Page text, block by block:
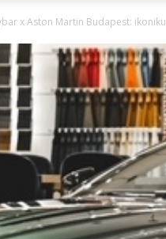
x Aston Martin Budapest: